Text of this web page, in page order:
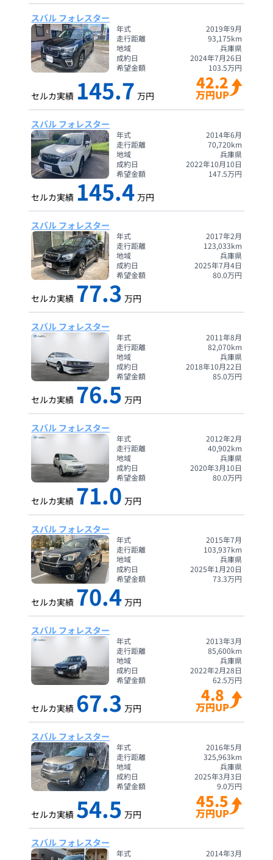
スバル フォレスター
年式
2019年9月
走行距離
93,175km
地域
兵庫県
成約日
2024年7月26日
希望金額
103.5万円
セルカ実績 145.7 万円
42.2
万円UP
スバル フォレスター
年式
2014年6月
走行距離
70,720km
地域
兵庫県
成約日
2022年10月10日
希望金額
147.5万円
セルカ実績 145.4 万円
スバル フォレスター
年式
2017年2月
走行距離
123,033km
地域
兵庫県
成約日
2025年7月4日
希望金額
80.0万円
セルカ実績 77.3 万円
スバル フォレスター
年式
2011年8月
走行距離
82,070km
地域
兵庫県
成約日
2018年10月22日
希望金額
85.0万円
セルカ実績 76.5 万円
スバル フォレスター
年式
2012年2月
走行距離
40,902km
地域
兵庫県
成約日
2020年3月10日
希望金額
80.0万円
セルカ実績 71.0 万円
スバル フォレスター
年式
2015年7月
走行距離
103,937km
地域
兵庫県
成約日
2025年1月20日
希望金額
73.3万円
セルカ実績 70.4 万円
スバル フォレスター
年式
2013年3月
走行距離
85,600km
地域
兵庫県
成約日
2022年2月28日
希望金額
62.5万円
セルカ実績 67.3 万円
4.8
万円UP
スバル フォレスター
年式
2016年5月
走行距離
325,963km
地域
兵庫県
成約日
2025年3月3日
希望金額
9.0万円
セルカ実績 54.5 万円
45.5
万円UP
スバル フォレスター
年式
2014年3月